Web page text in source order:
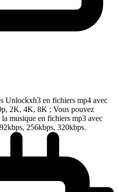
Unlockxh3 en fichiers mp4 avec
2K, 4K, 8K ; Vous pouvez
musique en fichiers mp3 avec
256kbps, 320kbps.